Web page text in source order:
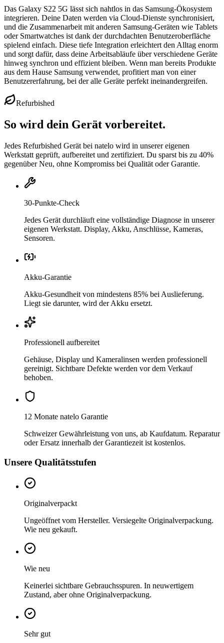
Das Galaxy S22 5G lässt sich nahtlos in das Samsung-Ökosystem
integrieren. Deine Daten werden via Cloud-Dienste synchronisiert,
und die Zusammenarbeit mit anderen Samsung-Geräten wie Tablets
oder Smartwatches ist dank der durchdachten Benutzeroberfläche
spielend einfach. Diese tiefe Integration erleichtert den Alltag enorm
und sorgt dafür, dass deine Arbeitsabläufe über verschiedene Geräte
hinweg synchron und effizient bleiben. Wenn man bereits Produkte
aus dem Hause Samsung verwendet, profitiert man von einer
Benutzererfahrung, bei der alle Geräte perfekt ineinandergreifen.
Refurbished
So wird dein Gerät vorbereitet.
Jedes Refurbished Gerät bei natelo wird in unserer eigenen
Werkstatt geprüft, aufbereitet und zertifiziert. Du sparst bis zu 40%
gegenüber Neu, ohne Kompromiss bei Qualität oder Garantie.
30-Punkte-Check
Jedes Gerät durchläuft eine vollständige Diagnose in unserer
eigenen Werkstatt. Display, Akku, Anschlüsse, Kameras,
Sensoren.
Akku-Garantie
Akku-Gesundheit von mindestens 85% bei Auslieferung.
Liegt sie darunter, wird der Akku ersetzt.
Professionell aufbereitet
Gehäuse, Display und Kameralinsen werden professionell
gereinigt. Sichtbare Defekte werden vor dem Verkauf
behoben.
12 Monate natelo Garantie
Schweizer Gewährleistung von uns, ab Kaufdatum. Reparatur
oder Ersatz innerhalb der Garantiezeit ist kostenlos.
Unsere Qualitätsstufen
Originalverpackt
Ungeöffnet vom Hersteller. Versiegelte Originalverpackung.
Wie neu gekauft.
Wie neu
Keinerlei sichtbare Gebrauchsspuren. In neuwertigem
Zustand, aber ohne Originalverpackung.
Sehr gut